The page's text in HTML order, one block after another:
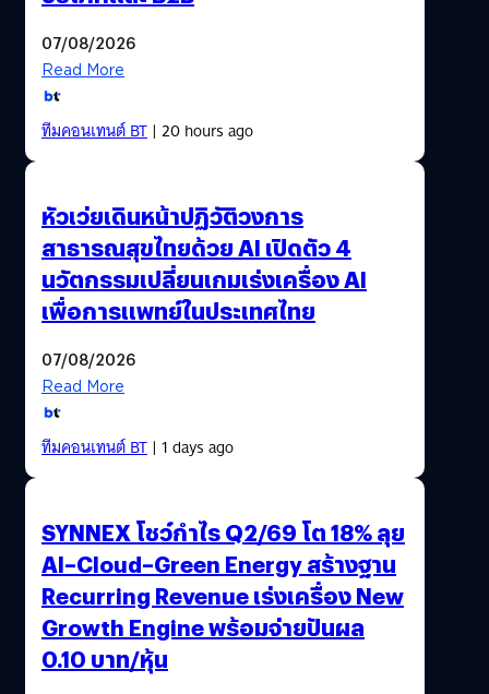
07/08/2026
Read More
ทีมคอนเทนต์ BT| 20 hours ago
หัวเว่ยเดินหน้าปฏิวัติวงการ
สาธารณสุขไทยด้วย AI เปิดตัว 4
นวัตกรรมเปลี่ยนเกมเร่งเครื่อง AI
เพื่อการแพทย์ในประเทศไทย
07/08/2026
Read More
ทีมคอนเทนต์ BT| 1 days ago
SYNNEX โชว์กำไร Q2/69 โต 18% ลุย
AI–Cloud–Green Energy สร้างฐาน
Recurring Revenue เร่งเครื่อง New
Growth Engine พร้อมจ่ายปันผล
0.10 บาท/หุ้น